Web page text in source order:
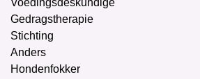
Voedingsdeskundige
Gedragstherapie
Stichting
Anders
Hondenfokker